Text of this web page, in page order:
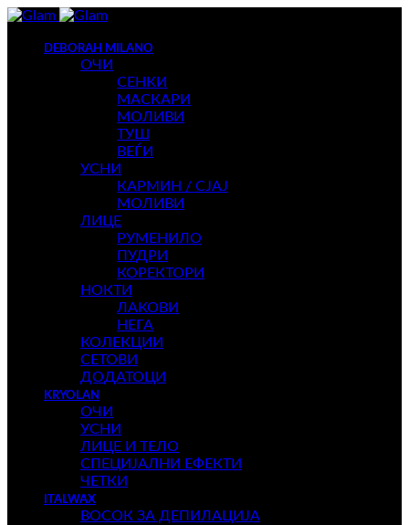
DEBORAH MILANO
ОЧИ
СЕНКИ
МАСКАРИ
МОЛИВИ
ТУШ
ВЕЃИ
УСНИ
КАРМИН / СЈАЈ
МОЛИВИ
ЛИЦЕ
РУМЕНИЛО
ПУДРИ
КОРЕКТОРИ
НОКТИ
ЛАКОВИ
НЕГА
КОЛЕКЦИИ
СЕТОВИ
ДОДАТОЦИ
KRYOLAN
ОЧИ
УСНИ
ЛИЦЕ И ТЕЛО
СПЕЦИЈАЛНИ ЕФЕКТИ
ЧЕТКИ
ITALWAX
ВОСОК ЗА ДЕПИЛАЦИЈА